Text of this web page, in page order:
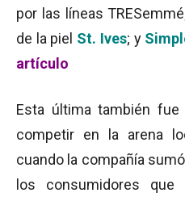
por las líneas
de la piel St. Ives; y
artículo
Esta última también fue
competir en la arena
cuando la compañía
los consumidores que